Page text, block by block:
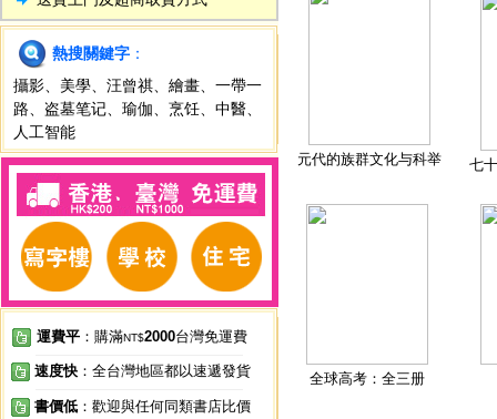
熱搜關鍵字 ：
攝影
美學 汪曾祺 繪畫
一帶一
路
盗墓笔记 瑜伽 烹饪 中醫
人工智能
運費平 ：購滿NT$2000台灣免運費
速度快 ：全台灣地區都以速遞發貨
書價低 ：歡迎與任何同類書店比價
元代的族群文化与科举 七
全球高考：全三册